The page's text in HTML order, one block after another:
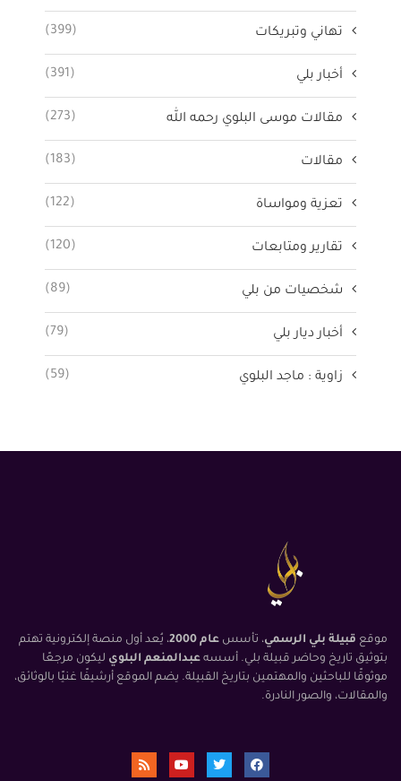
تهاني وتبريكات (399)
أخبار بلي (391)
مقالات موسى البلوي رحمه الله (273)
مقالات (183)
تعزية ومواساة (122)
تقارير ومتابعات (120)
شخصيات من بلي (89)
أخبار ديار بلي (79)
زاوية : ماجد البلوي (59)
موقع قبيلة بلي الرسمي، تأسس عام 2000
، يُعد أول منصة إلكترونية تهتم
بتوثيق تاريخ وحاضر قبيلة بلي. أسسه عبدالمنعم البلوي ليكون مرجعًا
موثوقًا للباحثين والمهتمين بتاريخ القبيلة. يضم الموقع أرشيفًا غنيًا بالوثائق،
والمقالات، والصور النادرة.